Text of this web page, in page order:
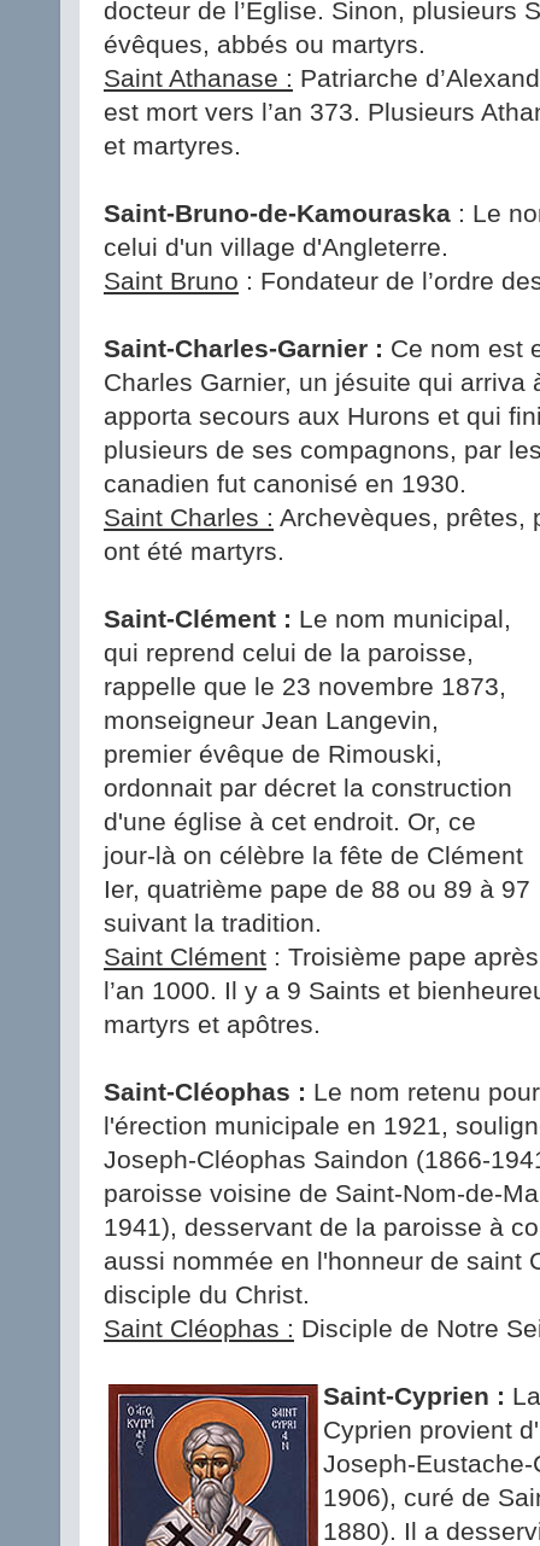
docteur de l’Église. Sinon, plusieurs
évêques, abbés ou martyrs.
Saint Athanase : Patriarche
est mort vers l’an 373. Plusieurs
et martyres.
Saint-Bruno-de-Kamouraska : Le
celui d'un village d'Angleterre.
Saint Bruno : Fondateur de l’ordre
Saint-Charles-Garnier : Ce nom est
Charles Garnier, un jésuite qui arriva
apporta secours aux Hurons et qui
plusieurs de ses compagnons, par
canadien fut canonisé en 1930.
Saint Charles : Archevèques, prêtes,
ont été martyrs.
Saint-Clément : Le nom municipal,
qui reprend celui de la paroisse,
rappelle que le 23 novembre 1873,
monseigneur Jean Langevin,
premier évêque de Rimouski,
ordonnait par décret la construction
d'une église à cet endroit. Or, ce
jour-là on célèbre la fête de Clément
Ier, quatrième pape de 88 ou 89 à 97
suivant la tradition.
Saint Clément : Troisième pape
l’an 1000. Il y a 9 Saints et
martyrs et apôtres.
Saint-Cléophas : Le nom retenu
l'érection municipale en 1921,
Joseph-Cléophas Saindon (1866-
paroisse voisine de Saint-Nom-de-
1941), desservant de la paroisse à
aussi nommée en l'honneur de saint
disciple du Christ.
Saint Cléophas : Disciple de Notre
Saint-Cyprien :
Cyprien provient
Joseph-
1906), curé de
1880). Il a